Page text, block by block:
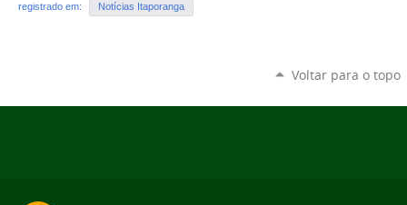
registrado em: Notícias Itaporanga
Voltar para o topo